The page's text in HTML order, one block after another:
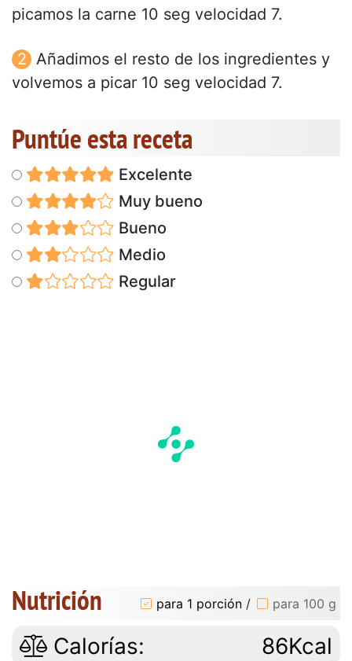
picamos la carne 10 seg velocidad 7.
Añadimos el resto de los ingredientes y
volvemos a picar 10 seg velocidad 7.
Puntúe esta receta
Excelente
Muy bueno
Bueno
Medio
Regular
Nutrición para 1 porción / para 100 g
Calorías: 86Kcal